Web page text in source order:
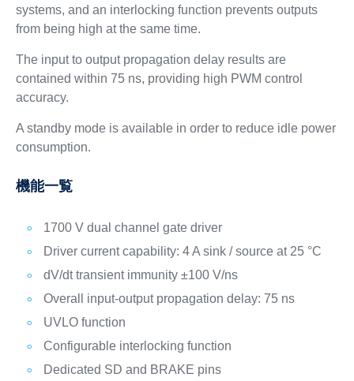
systems, and an interlocking function prevents outputs
from being high at the same time.
The input to output propagation delay results are
contained within 75 ns, providing high PWM control
accuracy.
A standby mode is available in order to reduce idle power
consumption.
機能一覧
1700 V dual channel gate driver
Driver current capability: 4 A sink / source at 25 °C
dV/dt transient immunity ±100 V/ns
Overall input-output propagation delay: 75 ns
UVLO function
Configurable interlocking function
Dedicated SD and BRAKE pins